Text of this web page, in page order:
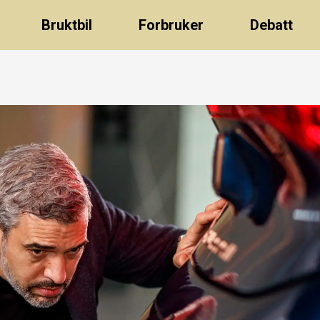
Bruktbil Forbruker Debatt